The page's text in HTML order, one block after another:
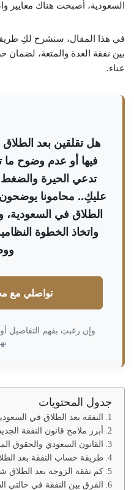
السعودية، أصبحت هناك معايير
في هذا المقال، سنشرح لكِ
بين نفقة العدة والمتعة،
عناء.
هل تقلقين بعد الطلاق
فيها أو عدم وضوح ما
تدعي الحيرة
عليكِ.. محامونا
الطلاق في السعودية،
واتخاذ الخطوة
تواصلي مع
وإن رغبتِ بفهم التفاصيل
جدول المحتويات
النفقة بعد الطلاق في
أبرز ملامح قانون النفقة
القانون السعودي والحقوق
طريقة حساب النفقة بعد
كم نفقة الزوجة بعد الطلاق
الفرق بين النفقة في حالتي